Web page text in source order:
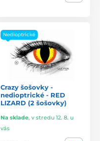
Nedioptrické
Crazy šošovky -
nedioptrické - RED
LIZARD (2 šošovky)
Na sklade, v stredu 12. 8. u
vás